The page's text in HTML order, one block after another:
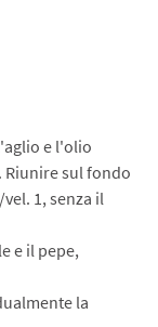
e l'olio
Riunire sul fondo
1, senza il
e il pepe,
la